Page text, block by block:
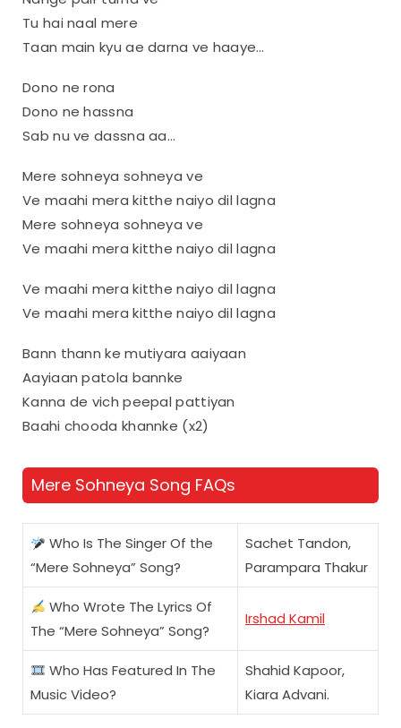
Tu hai naal mere
Taan main kyu ae darna ve haaye…
Dono ne rona
Dono ne hassna
Sab nu ve dassna aa…
Mere sohneya sohneya ve
Ve maahi mera kitthe naiyo dil lagna
Mere sohneya sohneya ve
Ve maahi mera kitthe naiyo dil lagna
Ve maahi mera kitthe naiyo dil lagna
Ve maahi mera kitthe naiyo dil lagna
Bann thann ke mutiyara aaiyaan
Aayiaan patola bannke
Kanna de vich peepal pattiyan
Baahi chooda khannke (x2)
Mere Sohneya Song FAQs
Who Is The Singer Of the
“Mere Sohneya” Song?
Sachet Tandon,
Parampara Thakur
Who Wrote The Lyrics Of
The “Mere Sohneya” Song?
Irshad Kamil
Who Has Featured In The
Music Video?
Shahid Kapoor,
Kiara Advani.